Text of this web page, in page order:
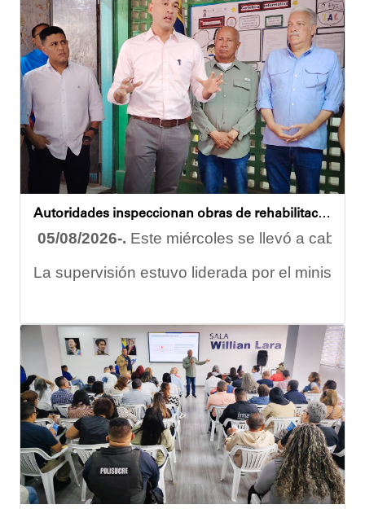
Eudicis Viva, habitante de la comunidad y
Esta iniciativa se enmarca en la política social
Oskarina Rosso
Autoridades inspeccionan obras de rehabilitación en la U.E.N. José Antonio Calcaño en Caucagüita
05/08/2026-. Este miércoles se llevó a cabo
La supervisión estuvo liderada por el ministro
Las obras en ejecución contemplan la pintura
El alcalde Diógenes Lara expresó sus
"Damos las gracias por esta recuperación en
​Por su parte, el gobernador del estado
​"Tenemos un desafío en todo el estado
Finalmente, el ministro de Educación, Héctor